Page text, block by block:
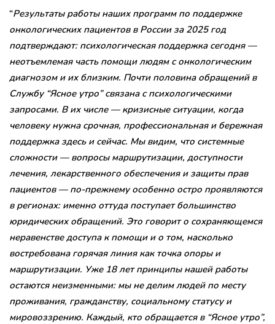
“Результаты работы наших программ по поддержке
онкологических пациентов в России за 2025 год
подтверждают: психологическая поддержка сегодня —
неотъемлемая часть помощи людям с онкологическим
диагнозом и их близким. Почти половина обращений в
Службу “Ясное утро” связана с психологическими
запросами. В их числе — кризисные ситуации, когда
человеку нужна срочная, профессиональная и бережная
поддержка здесь и сейчас. Мы видим, что системные
сложности — вопросы маршрутизации, доступности
лечения, лекарственного обеспечения и защиты прав
пациентов — по-прежнему особенно остро проявляются
в регионах: именно оттуда поступает большинство
юридических обращений. Это говорит о сохраняющемся
неравенстве доступа к помощи и о том, насколько
востребована горячая линия как точка опоры и
маршрутизации. Уже 18 лет принципы нашей работы
остаются неизменными: мы не делим людей по месту
проживания, гражданству, социальному статусу и
мировоззрению. Каждый, кто обращается в “Ясное утро”,